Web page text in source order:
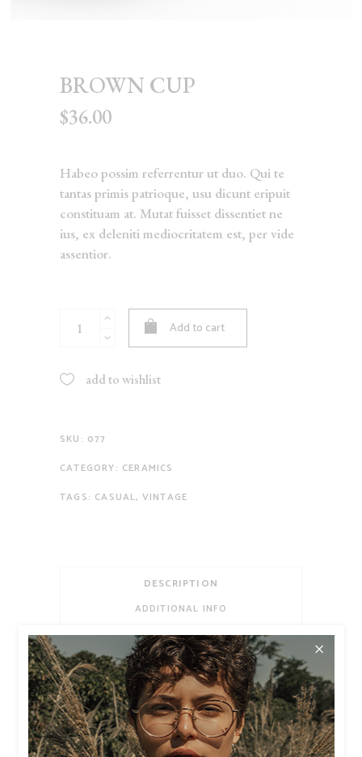
BROWN CUP
$36.00
Habeo possim referrentur ut duo. Qui te
tantas primis patrioque, usu dicunt eripuit
constituam at. Mutat fuisset dissentiet ne
ius, ex deleniti mediocritatem est, per vide
assentior.
Cup
Add to cart
add to wishlist
SKU: 077
CATEGORY: CERAMICS
TAGS: CASUAL, VINTAGE
DESCRIPTION
ADDITIONAL INFO
REVIEWS (0)
Habeo possim referrentur ut duo.
Qui te tantas primis patrioque, usu
dicunt eripuit constituam at. Mutat